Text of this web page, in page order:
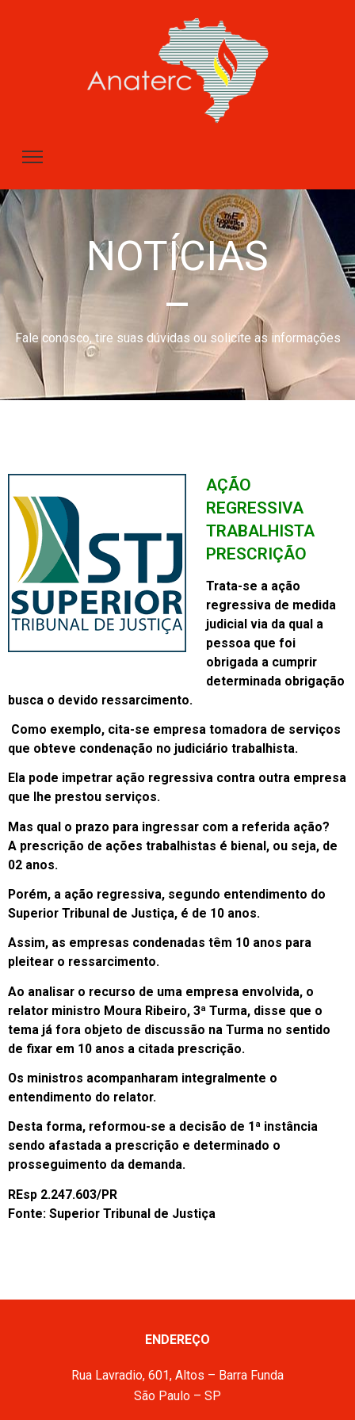
NOTÍCIAS
–
Fale conosco, tire suas dúvidas ou solicite as informações
AÇÃO
REGRESSIVA
TRABALHISTA
PRESCRIÇÃO
Trata-se a ação
regressiva de medida
judicial via da qual a
pessoa que foi
obrigada a cumprir
determinada obrigação
busca o devido ressarcimento.
Como exemplo, cita-se empresa tomadora de serviços
que obteve condenação no judiciário trabalhista.
Ela pode impetrar ação regressiva contra outra empresa
que lhe prestou serviços.
Mas qual o prazo para ingressar com a referida ação?
A prescrição de ações trabalhistas é bienal, ou seja, de
02 anos.
Porém, a ação regressiva, segundo entendimento do
Superior Tribunal de Justiça, é de 10 anos.
Assim, as empresas condenadas têm 10 anos para
pleitear o ressarcimento.
Ao analisar o recurso de uma empresa envolvida, o
relator ministro Moura Ribeiro, 3ª Turma, disse que o
tema já fora objeto de discussão na Turma no sentido
de fixar em 10 anos a citada prescrição.
Os ministros acompanharam integralmente o
entendimento do relator.
Desta forma, reformou-se a decisão de 1ª instância
sendo afastada a prescrição e determinado o
prosseguimento da demanda.
REsp 2.247.603/PR
Fonte: Superior Tribunal de Justiça
ENDEREÇO
Rua Lavradio, 601, Altos – Barra Funda
São Paulo – SP